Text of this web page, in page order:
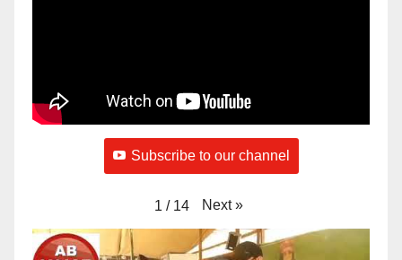
Subscribe to our channel
1 / 14 Next »